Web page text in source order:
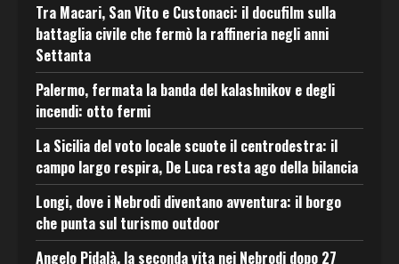
Tra Macari, San Vito e Custonaci: il docufilm sulla
battaglia civile che fermò la raffineria negli anni
Settanta
Palermo, fermata la banda del kalashnikov e degli
incendi: otto fermi
La Sicilia del voto locale scuote il centrodestra: il
campo largo respira, De Luca resta ago della bilancia
Longi, dove i Nebrodi diventano avventura: il borgo
che punta sul turismo outdoor
Angelo Pidalà, la seconda vita nei Nebrodi dopo 27